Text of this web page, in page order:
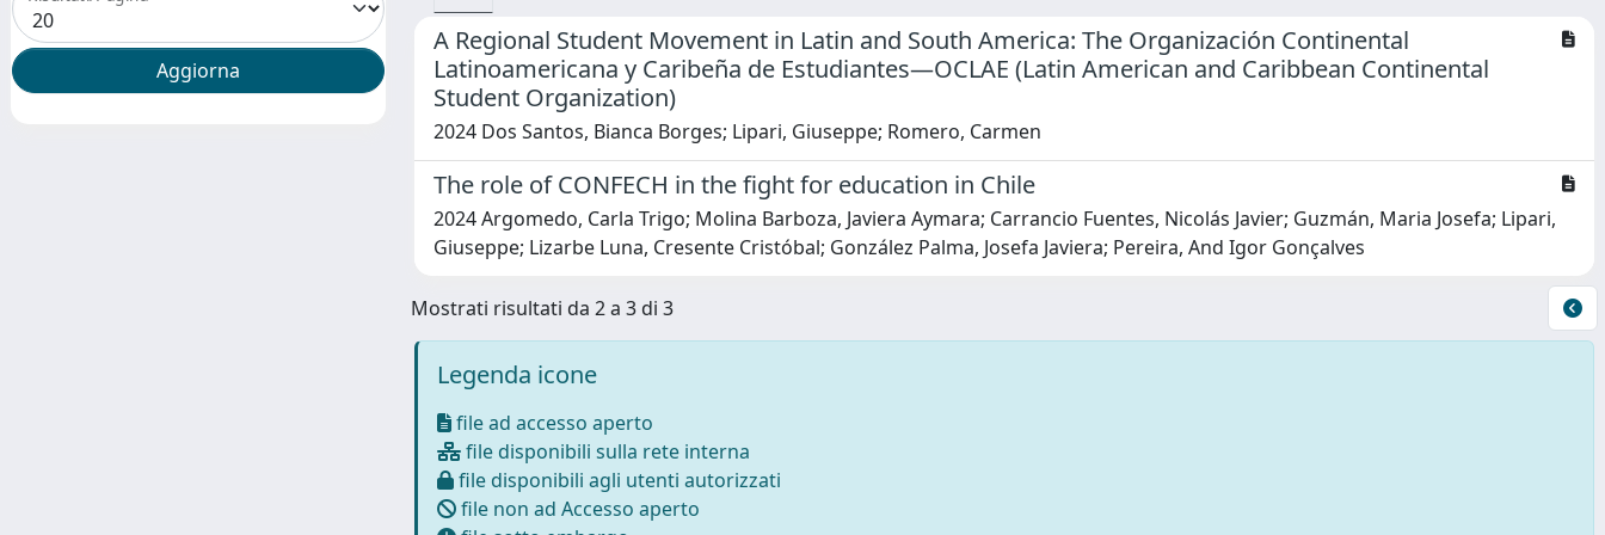
A Regional Student Movement in Latin and South America: The Organización Continental
Latinoamericana y Caribeña de Estudiantes—OCLAE (Latin American and Caribbean Continental
Student Organization)
2024 Dos Santos, Bianca Borges; Lipari, Giuseppe; Romero, Carmen
The role of CONFECH in the fight for education in Chile
2024 Argomedo, Carla Trigo; Molina Barboza, Javiera Aymara; Carrancio Fuentes, Nicolás Javier; Guzmán, Maria Josefa; Lipari,
Giuseppe; Lizarbe Luna, Cresente Cristóbal; González Palma, Josefa Javiera; Pereira, And Igor Gonçalves
Mostrati risultati da 2 a 3 di 3
Legenda icone
file ad accesso aperto
file disponibili sulla rete interna
file disponibili agli utenti autorizzati
file non ad Accesso aperto